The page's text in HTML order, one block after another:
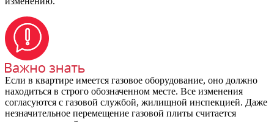
Если в квартире имеется газовое оборудование, оно должно
находиться в строго обозначенном месте. Все изменения
согласуются с газовой службой, жилищной инспекцией. Даже
незначительное перемещение газовой плиты считается